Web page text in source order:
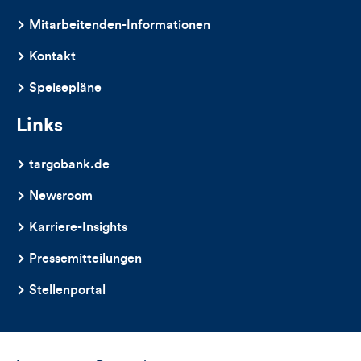
dieses
Artikels
Mitarbeitenden-Informationen
Kontakt
Speisepläne
Links
targobank.de
Newsroom
Karriere-Insights
Pressemitteilungen
Stellenportal